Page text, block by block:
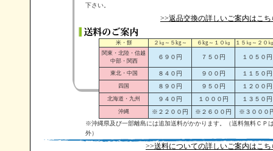
下さい。
>>返品交換の詳しいご案内はこち
米・餅 ２㎏～５kg～ ６kg～１０㎏
１５㎏～２０
関東・北陸・信越
中部・関西
６９０円 ７５０円 １０５０円
東北・中国 ８４０円 ９００円 １１５０円
四国 ８９０円 ９５０円 １２００円
北海道・九州 ９４０円 １０００円 １３５０円
沖縄 ※２２００円 ※２６００円
※３０００
※沖縄県及び一部離島には追加送料がかかります。（送料無料ＣＰ
外）
>>送料についての詳しいご案内はこち